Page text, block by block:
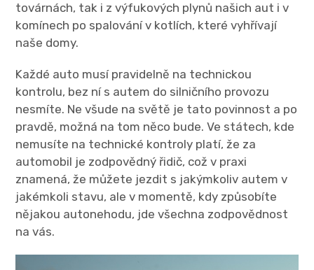
továrnách, tak i z výfukových plynů našich aut i v
komínech po spalování v kotlích, které vyhřívají
naše domy.
Každé auto musí pravidelně na technickou
kontrolu, bez ní s autem do silničního provozu
nesmíte. Ne všude na světě je tato povinnost a po
pravdě, možná na tom něco bude. Ve státech, kde
nemusíte na technické kontroly platí, že za
automobil je zodpovědný řidič, což v praxi
znamená, že můžete jezdit s jakýmkoliv autem v
jakémkoli stavu, ale v momentě, kdy způsobíte
nějakou autonehodu, jde všechna zodpovědnost
na vás.